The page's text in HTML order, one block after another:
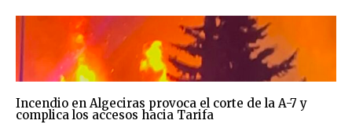
Incendio en Algeciras provoca el corte de la A-7 y
complica los accesos hacia Tarifa